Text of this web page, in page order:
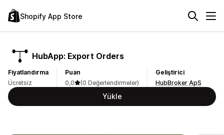
Shopify App Store
HubApp: Export Orders
Fiyatlandırma
Ücretsiz
Puan
0,0
(0 Değerlendirmeler)
Geliştirici
HubBroker ApS
Yükle